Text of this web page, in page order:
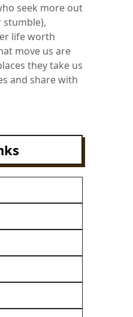
seek more out
stumble),
life worth
move us are
they take us
and share with